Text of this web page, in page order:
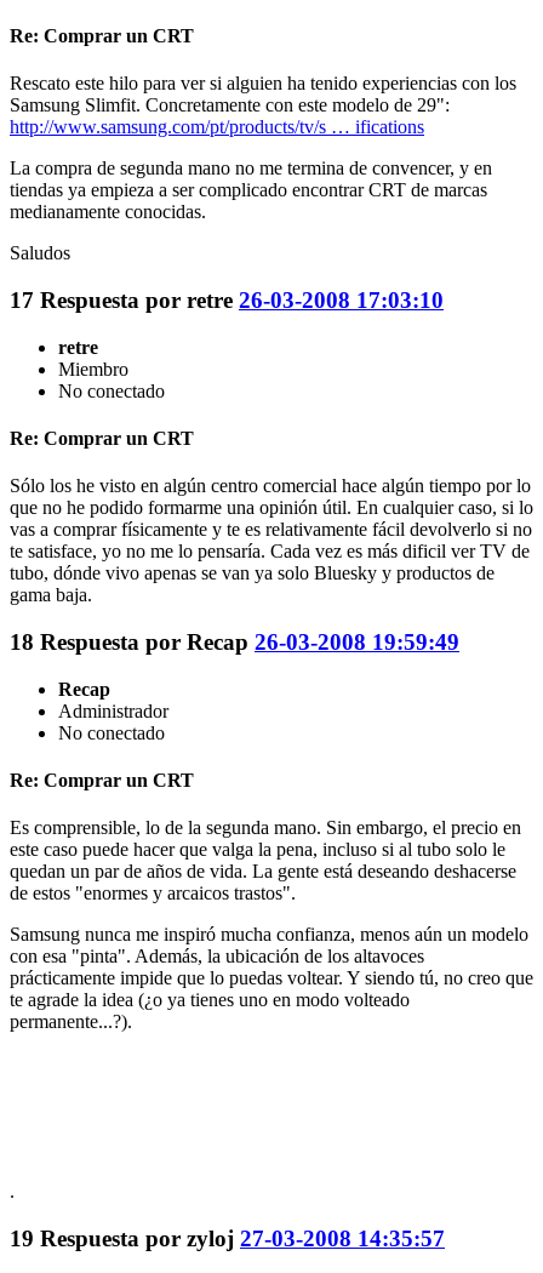
Re: Comprar un CRT
Rescato este hilo para ver si alguien ha tenido experiencias con los
Samsung Slimfit. Concretamente con este modelo de 29":
http://www.samsung.com/pt/products/tv/s … ifications
La compra de segunda mano no me termina de convencer, y en
tiendas ya empieza a ser complicado encontrar CRT de marcas
medianamente conocidas.
Saludos
17 Respuesta por retre 26-03-2008 17:03:10
retre
Miembro
No conectado
Re: Comprar un CRT
Sólo los he visto en algún centro comercial hace algún tiempo por lo
que no he podido formarme una opinión útil. En cualquier caso, si lo
vas a comprar físicamente y te es relativamente fácil devolverlo si no
te satisface, yo no me lo pensaría. Cada vez es más dificil ver TV de
tubo, dónde vivo apenas se van ya solo Bluesky y productos de
gama baja.
18 Respuesta por Recap 26-03-2008 19:59:49
Recap
Administrador
No conectado
Re: Comprar un CRT
Es comprensible, lo de la segunda mano. Sin embargo, el precio en
este caso puede hacer que valga la pena, incluso si al tubo solo le
quedan un par de años de vida. La gente está deseando deshacerse
de estos "enormes y arcaicos trastos".
Samsung nunca me inspiró mucha confianza, menos aún un modelo
con esa "pinta". Además, la ubicación de los altavoces
prácticamente impide que lo puedas voltear. Y siendo tú, no creo que
te agrade la idea (¿o ya tienes uno en modo volteado
permanente...?).
.
19 Respuesta por zyloj 27-03-2008 14:35:57